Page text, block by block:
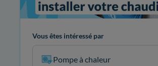
Vous êtes intéressé par
Pompe à chaleur